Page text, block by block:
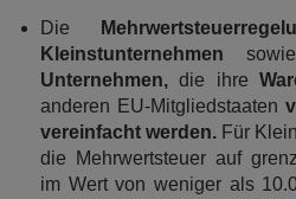
Die
Kleinstunternehmen
Unternehmen, die ihre
anderen EU-Mitgliedstaaten
vereinfacht werden. Für
die Mehrwertsteuer auf
im Wert von weniger als